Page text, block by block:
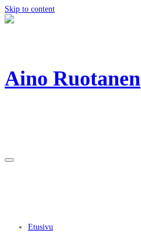
Skip to content
Aino Ruotanen
Etusivu